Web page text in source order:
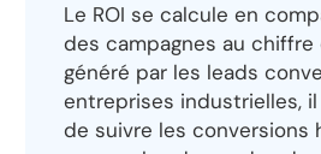
Le ROI se calcule en
des campagnes au chiffre
généré par les leads
entreprises industrielles,
de suivre les conversions